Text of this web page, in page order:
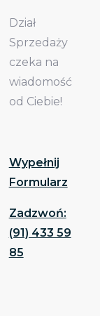
Dział
Sprzedaży
czeka na
wiadomość
od Ciebie!
Wypełnij
Formularz
Zadzwoń:
(91) 433 59
85